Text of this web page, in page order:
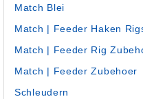
Match Blei
Match | Feeder Haken
Match | Feeder Rig
Match | Feeder Zubehoer
Schleudern